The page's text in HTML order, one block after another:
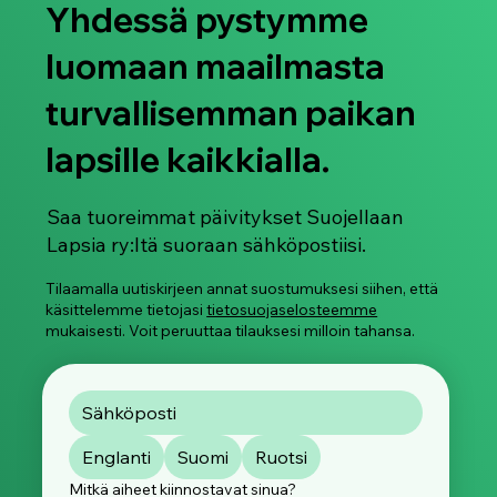
Yhdessä pystymme
luomaan maailmasta
turvallisemman paikan
lapsille kaikkialla.
Saa tuoreimmat päivitykset Suojellaan
Lapsia ry:ltä suoraan sähköpostiisi.
Tilaamalla uutiskirjeen annat suostumuksesi siihen, että
käsittelemme tietojasitietosuojaselosteemme
mukaisesti. Voit peruuttaa tilauksesi milloin tahansa.
Englanti Suomi Ruotsi
Mitkä aiheet kiinnostavat sinua?